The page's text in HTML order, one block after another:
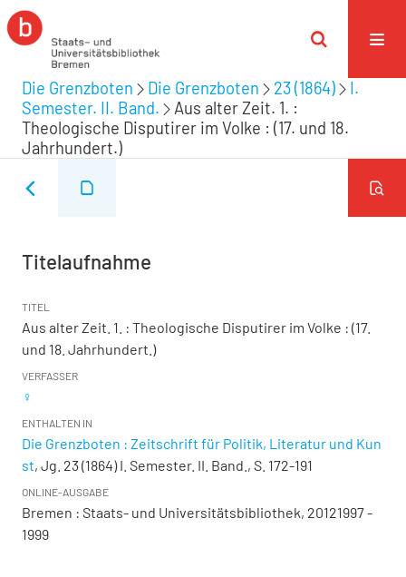
Die Grenzboten Die Grenzboten 23 (1864)
I.
Semester. II. Band.
Aus alter Zeit. 1. :
Theologische Disputirer im Volke : (17. und 18.
Jahrhundert.)
Titelaufnahme
TITEL
Aus alter Zeit. 1. : Theologische Disputirer im Volke : (17.
und 18. Jahrhundert.)
VERFASSER
♀
ENTHALTEN IN
Die Grenzboten : Zeitschrift für Politik, Literatur und Kun
st, Jg. 23 (1864) I. Semester. II. Band., S. 172-191
ONLINE-AUSGABE
Bremen : Staats- und Universitätsbibliothek, 20121997 -
1999